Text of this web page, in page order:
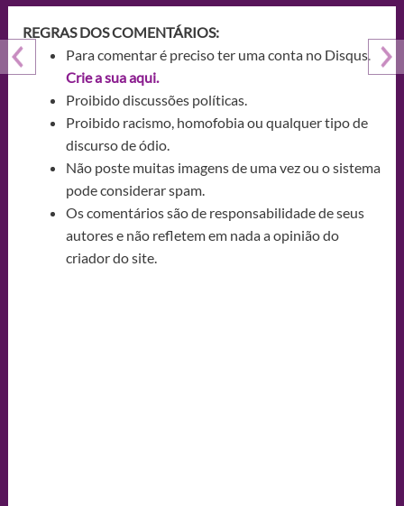
REGRAS DOS COMENTÁRIOS:
Para comentar é preciso ter uma conta no Disqus.
Crie a sua aqui.
Proibido discussões políticas.
Proibido racismo, homofobia ou qualquer tipo de
discurso de ódio.
Não poste muitas imagens de uma vez ou o sistema
pode considerar spam.
Os comentários são de responsabilidade de seus
autores e não refletem em nada a opinião do
criador do site.